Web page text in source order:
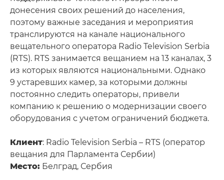
донесения своих решений до населения,
поэтому важные заседания и мероприятия
транслируются на канале национального
вещательного оператора Radio Television Serbia
(RTS). RTS занимается вещанием на 13 каналах, 3
из которых являются национальными. Однако
9 устаревших камер, за которыми должны
постоянно следить операторы, привели
компанию к решению о модернизации своего
оборудования с учетом ограничений бюджета.
Клиент: Radio Television Serbia – RTS (оператор
вещания для Парламента Сербии)
Место: Белград, Сербия